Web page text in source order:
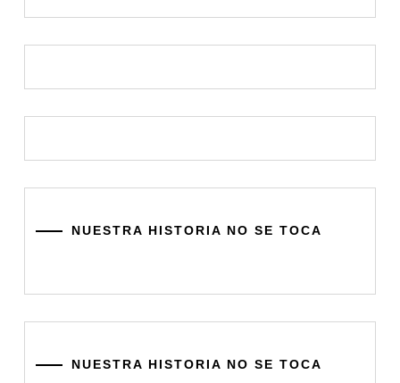
NUESTRA HISTORIA NO SE TOCA
NUESTRA HISTORIA NO SE TOCA